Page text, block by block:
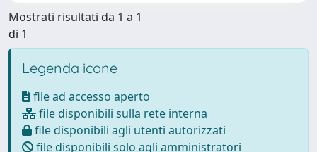
Mostrati risultati da 1 a 1
di 1
Legenda icone
file ad accesso aperto
file disponibili sulla rete interna
file disponibili agli utenti autorizzati
file disponibili solo agli amministratori